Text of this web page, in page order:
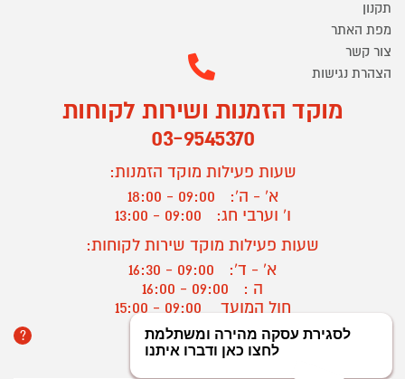
תקנון
מפת האתר
צור קשר
הצהרת נגישות
מוקד הזמנות ושירות לקוחות
03-9545370
שעות פעילות מוקד הזמנות:
א' - ה':
09:00 - 18:00
ו' וערבי חג:
09:00 - 13:00
שעות פעילות מוקד שירות לקוחות:
א' - ד':
09:00 - 16:30
ה :
09:00 - 16:00
חול המועד
? יצירת קשר/ביטול הזמנה